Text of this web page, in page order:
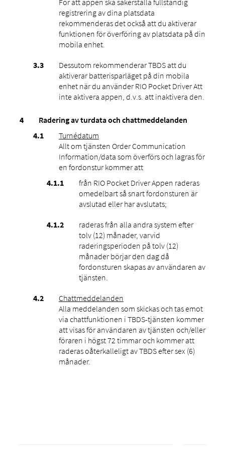
registrering av dina platsdata
rekommenderas det också att du aktiverar
funktionen för överföring av platsdata på din
mobila enhet.
Dessutom rekommenderar TBDS att du
aktiverar batterisparläget på din mobila
enhet när du använder RIO Pocket Driver Att
inte aktivera appen, d.v.s. att inaktivera den.
Radering av turdata och chattmeddelanden
Turnédatum
Allt om tjänsten Order Communication
Information/data som överförs och lagras för
en fordonstur kommer att
från RIO Pocket Driver Appen raderas
omedelbart så snart fordonsturen är
avslutad eller har avslutats;
raderas från alla andra system efter
tolv (12) månader, varvid
raderingsperioden på tolv (12)
månader börjar den dag då
fordonsturen skapas av användaren av
tjänsten.
Chattmeddelanden
Alla meddelanden som skickas och tas emot
via chattfunktionen i TBDS-tjänsten kommer
att visas för användaren av tjänsten och/eller
föraren i högst 72 timmar och kommer att
raderas oåterkalleligt av TBDS efter sex (6)
månader.